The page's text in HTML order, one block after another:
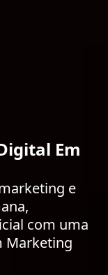
Em
e
com uma
Marketing